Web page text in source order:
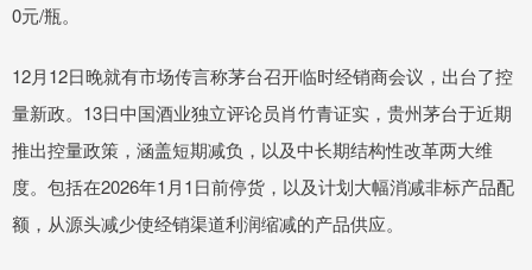
0元/瓶。
12月12日晚就有市场传言称茅台召开临时经销商会议，出台了控
量新政。13日中国酒业独立评论员肖竹青证实，贵州茅台于近期
推出控量政策，涵盖短期减负，以及中长期结构性改革两大维
度。包括在2026年1月1日前停货，以及计划大幅消减非标产品配
额，从源头减少使经销渠道利润缩减的产品供应。